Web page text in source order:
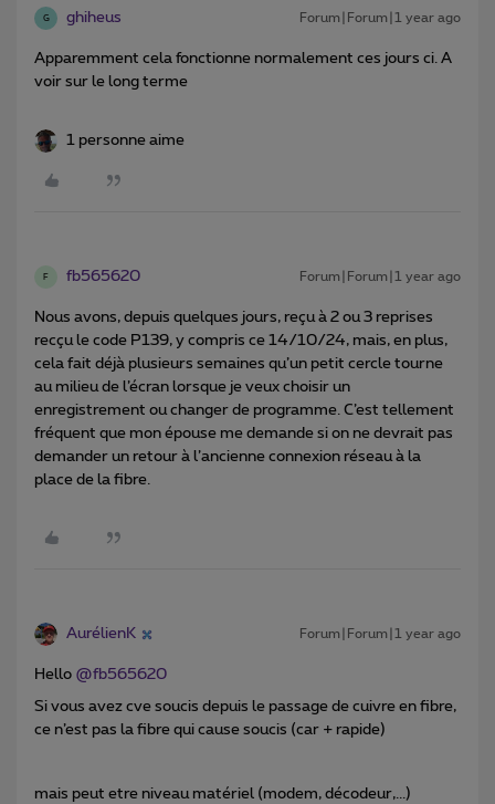
G ghiheus Forum|Forum|1 year ago
Apparemment cela fonctionne normalement ces jours ci. A
voir sur le long terme
1 personne aime
F fb565620 Forum|Forum|1 year ago
Nous avons, depuis quelques jours, reçu à 2 ou 3 reprises
recçu le code P139, y compris ce 14/10/24, mais, en plus,
cela fait déjà plusieurs semaines qu’un petit cercle tourne
au milieu de l’écran lorsque je veux choisir un
enregistrement ou changer de programme. C’est tellement
fréquent que mon épouse me demande si on ne devrait pas
demander un retour à l’ancienne connexion réseau à la
place de la fibre.
AurélienK Forum|Forum|1 year ago
Hello @fb565620
Si vous avez cve soucis depuis le passage de cuivre en fibre,
ce n’est pas la fibre qui cause soucis (car + rapide)
mais peut etre niveau matériel (modem, décodeur,...)